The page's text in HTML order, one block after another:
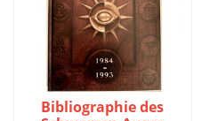
Bibliographie des